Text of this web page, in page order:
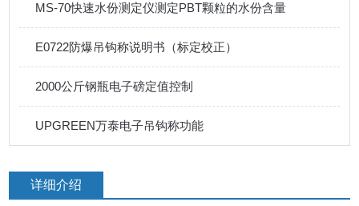
MS-70快速水份测定仪测定PBT颗粒的水份含量
E0722防爆吊钩称说明书（标定校正）
2000公斤钢瓶电子磅定值控制
UPGREEN万泰电子吊钩称功能
详细介绍